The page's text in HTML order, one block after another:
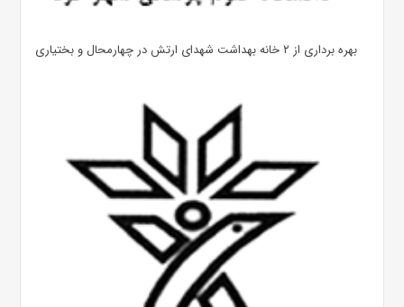
بهره ‌برداری از ۲ خانه بهداشت شهدای ارتش در چهارمحال و بختیاری